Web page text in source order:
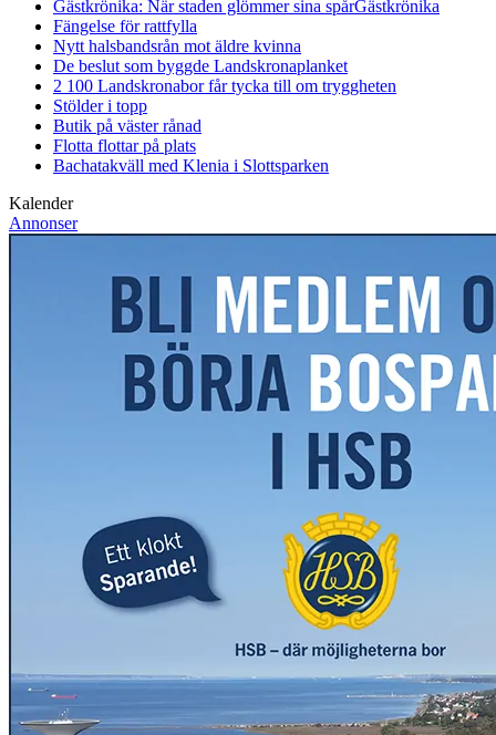
Gästkrönika: När staden glömmer sina spårGästkrönika
Fängelse för rattfylla
Nytt halsbandsrån mot äldre kvinna
De beslut som byggde Landskronaplanket
2 100 Landskronabor får tycka till om tryggheten
Stölder i topp
Butik på väster rånad
Flotta flottar på plats
Bachatakväll med Klenia i Slottsparken
Kalender
Annonser